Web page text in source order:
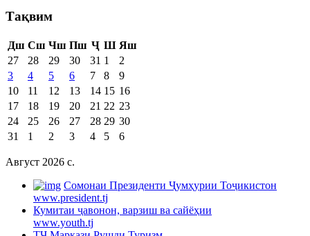
Тақвим
Дш Сш Чш Пш Ҷ Ш Яш
27
28 29 30 31 1
2
3
4 5 6 7 8
9
10
11 12 13 14 15 16
17
18 19 20 21 22 23
24
25 26 27 28 29 30
31
1 2 3 4 5 6
Август 2026 c.
Cомонаи Президенти Ҷумҳурии Тоҷикистон
www.president.tj
Кумитаи ҷавонон, варзиш ва сайёҳии
www.youth.tj